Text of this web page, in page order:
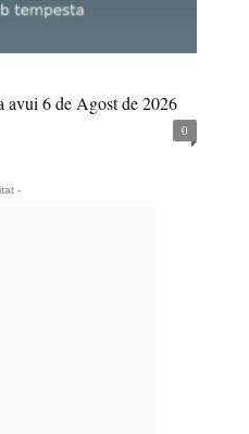
avui 6 de Agost de 2026
0
-